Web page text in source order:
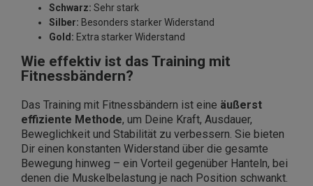
Schwarz: Sehr stark
Silber: Besonders starker Widerstand
Gold: Extra starker Widerstand
Wie effektiv ist das Training mit
Fitnessbändern?
Das Training mit Fitnessbändern ist eine äußerst
effiziente Methode, um Deine Kraft, Ausdauer,
Beweglichkeit und Stabilität zu verbessern. Sie bieten
Dir einen konstanten Widerstand über die gesamte
Bewegung hinweg – ein Vorteil gegenüber Hanteln, bei
denen die Muskelbelastung je nach Position schwankt.